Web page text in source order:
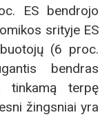
ES bendrojo
srityje ES
(6 proc.
bendras
tinkamą terpę
žingsniai yra